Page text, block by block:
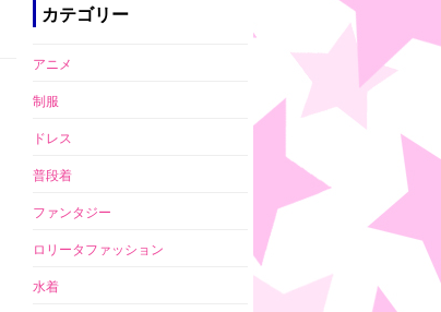
カテゴリー
アニメ
制服
ドレス
普段着
ファンタジー
ロリータファッション
水着